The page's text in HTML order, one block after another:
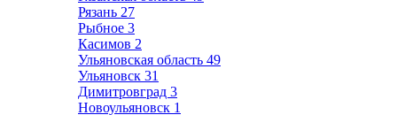
Рязань 27
Рыбное 3
Касимов 2
Ульяновская область 49
Ульяновск 31
Димитровград 3
Новоульяновск 1